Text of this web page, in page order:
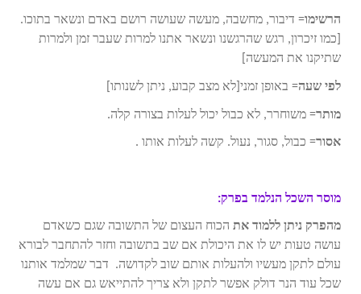
הרשימו= דיבור, מחשבה, מעשה שעושה רושם באדם ונשאר בתוכו.
[כמו זיכרון, רגש שהרגשנו ונשאר אתנו למרות שעבר זמן ולמרות
שתיקנו את המעשה]
לפי שעה= באופן זמני[לא מצב קבוע, ניתן לשנותו]
מותר= משוחרר, לא כבול יכול לעלות בצורה קלה.
אסור= כבול, סגור, נעול. קשה לעלות אותו .
מוסר השכל הנלמד בפרק:
מהפרק ניתן ללמוד את הכוח העצום של התשובה שגם כשאדם
עושה טעות יש לו את היכולת אם שב בתשובה וחזר להתחבר לבורא
עולם לתקן מעשיו ולהעלות אותם שוב לקדושה. דבר שמלמד אותנו
שכל עוד הנר דולק אפשר לתקן ולא צריך להתייאש גם אם עשה